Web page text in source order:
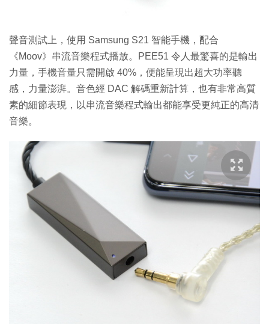
聲音測試上，使用 Samsung S21 智能手機，配合
《Moov》串流音樂程式播放。PEE51 令人最驚喜的是輸出
力量，手機音量只需開啟 40%，便能呈現出超大功率聽
感，力量澎湃。音色經 DAC 解碼重新計算，也有非常高質
素的細節表現，以串流音樂程式輸出都能享受更純正的高清
音樂。